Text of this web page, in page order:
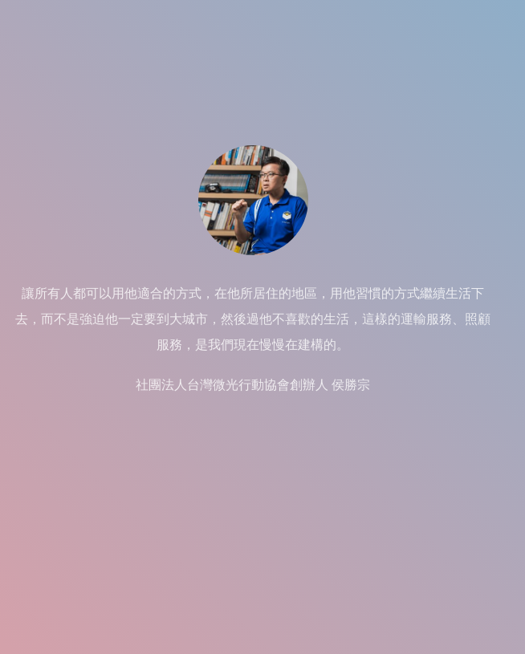
讓所有人都可以用他適合的方式，在他所居住的地區，用他習慣的方式繼續生活下
去，而不是強迫他一定要到大城市，然後過他不喜歡的生活，這樣的運輸服務、照顧
服務，是我們現在慢慢在建構的。
社團法人台灣微光行動協會創辦人 侯勝宗